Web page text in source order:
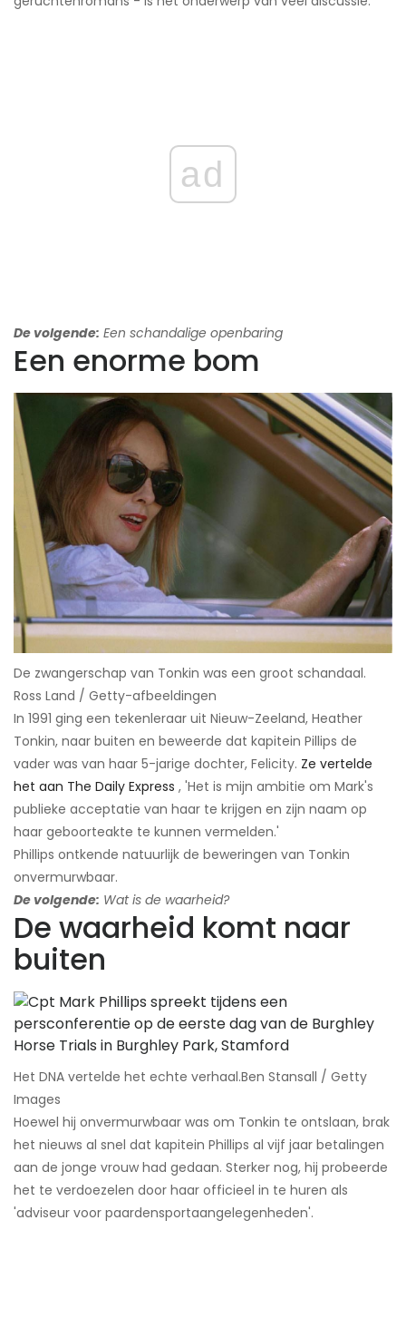
ad
De volgende: Een schandalige openbaring
Een enorme bom
De zwangerschap van Tonkin was een groot schandaal.​
Ross Land / Getty-afbeeldingen
In 1991 ging een tekenleraar uit Nieuw-Zeeland, Heather
Tonkin, naar buiten en beweerde dat kapitein Pillips de
vader was van haar 5-jarige dochter, Felicity. Ze vertelde
het aan The Daily Express , 'Het is mijn ambitie om Mark's
publieke acceptatie van haar te krijgen en zijn naam op
haar geboorteakte te kunnen vermelden.'
Phillips ontkende natuurlijk de beweringen van Tonkin
onvermurwbaar.
De volgende: Wat is de waarheid?
De waarheid komt naar
buiten
Het DNA vertelde het echte verhaal.​Ben Stansall / Getty
Images
Hoewel hij onvermurwbaar was om Tonkin te ontslaan, brak
het nieuws al snel dat kapitein Phillips al vijf jaar betalingen
aan de jonge vrouw had gedaan. Sterker nog, hij probeerde
het te verdoezelen door haar officieel in te huren als
'adviseur voor paardensportaangelegenheden'.